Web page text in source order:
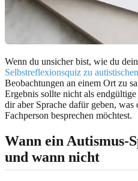
Wenn du unsicher bist, wie du
Selbstreflexionsquiz zu
Beobachtungen an einem Ort zu
Ergebnis sollte nicht als
dir aber Sprache dafür geben,
Fachperson besprechen möchtest.
Wann ein Autismus-
und wann nicht